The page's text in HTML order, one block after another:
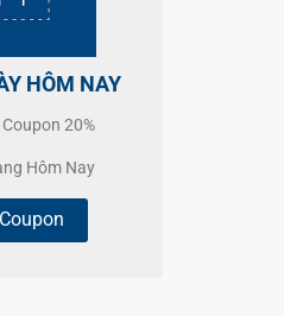
HÔM NAY
20%
Hôm Nay